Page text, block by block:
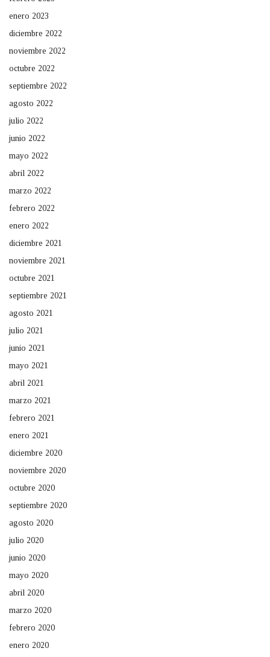
enero 2023
diciembre 2022
noviembre 2022
octubre 2022
septiembre 2022
agosto 2022
julio 2022
junio 2022
mayo 2022
abril 2022
marzo 2022
febrero 2022
enero 2022
diciembre 2021
noviembre 2021
octubre 2021
septiembre 2021
agosto 2021
julio 2021
junio 2021
mayo 2021
abril 2021
marzo 2021
febrero 2021
enero 2021
diciembre 2020
noviembre 2020
octubre 2020
septiembre 2020
agosto 2020
julio 2020
junio 2020
mayo 2020
abril 2020
marzo 2020
febrero 2020
enero 2020